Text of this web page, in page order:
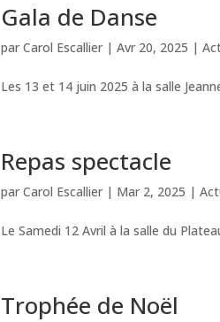
Gala de Danse
parCarol Escallier |Avr 20, 2025 |
Les 13 et 14 juin 2025 à la salle
Repas spectacle
parCarol Escallier | Mar 2, 2025 |
Le Samedi 12 Avril à la salle du
Trophée de Noël